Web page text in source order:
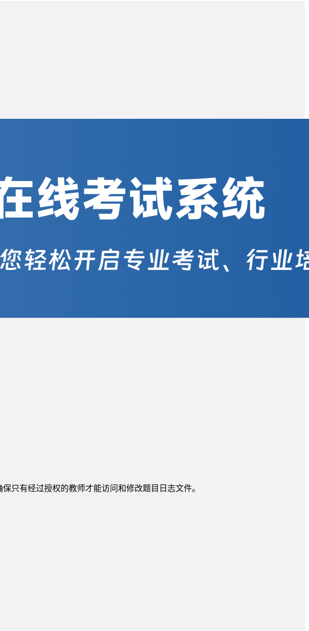
只有经过授权的教师才能访问和修改题目日志文件。